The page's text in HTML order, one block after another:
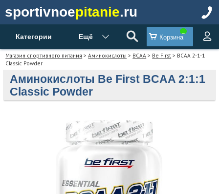
sportivnoepitanie.ru
Категории Ещё Корзина
Магазин спортивного питания >Аминокислоты > BCAA > Be First > BCAA 2-1-1
Classic Powder
Аминокислоты Be First BCAA 2:1:1
Classic Powder